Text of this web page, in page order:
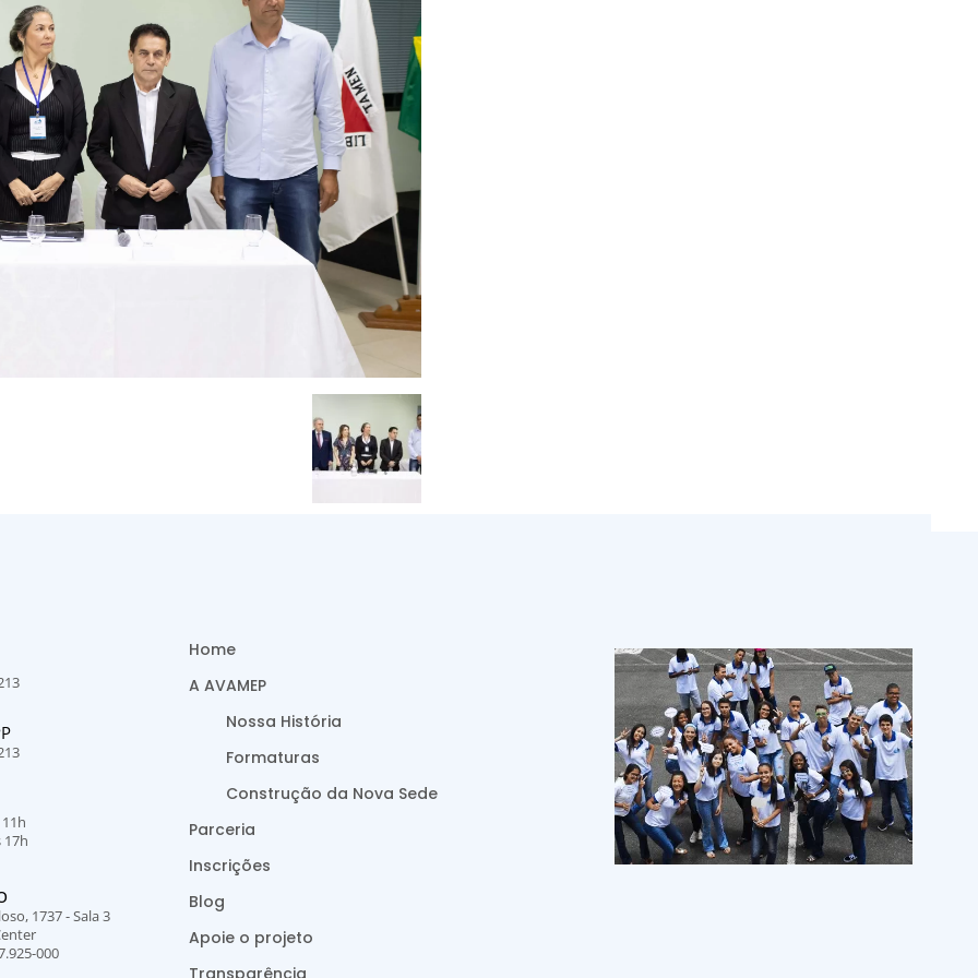
17h
1737 - Sala 3
000
Home
A AVAMEP
Nossa História
Formaturas
Construção da Nova Sede
Parceria
Inscrições
Blog
Apoie o projeto